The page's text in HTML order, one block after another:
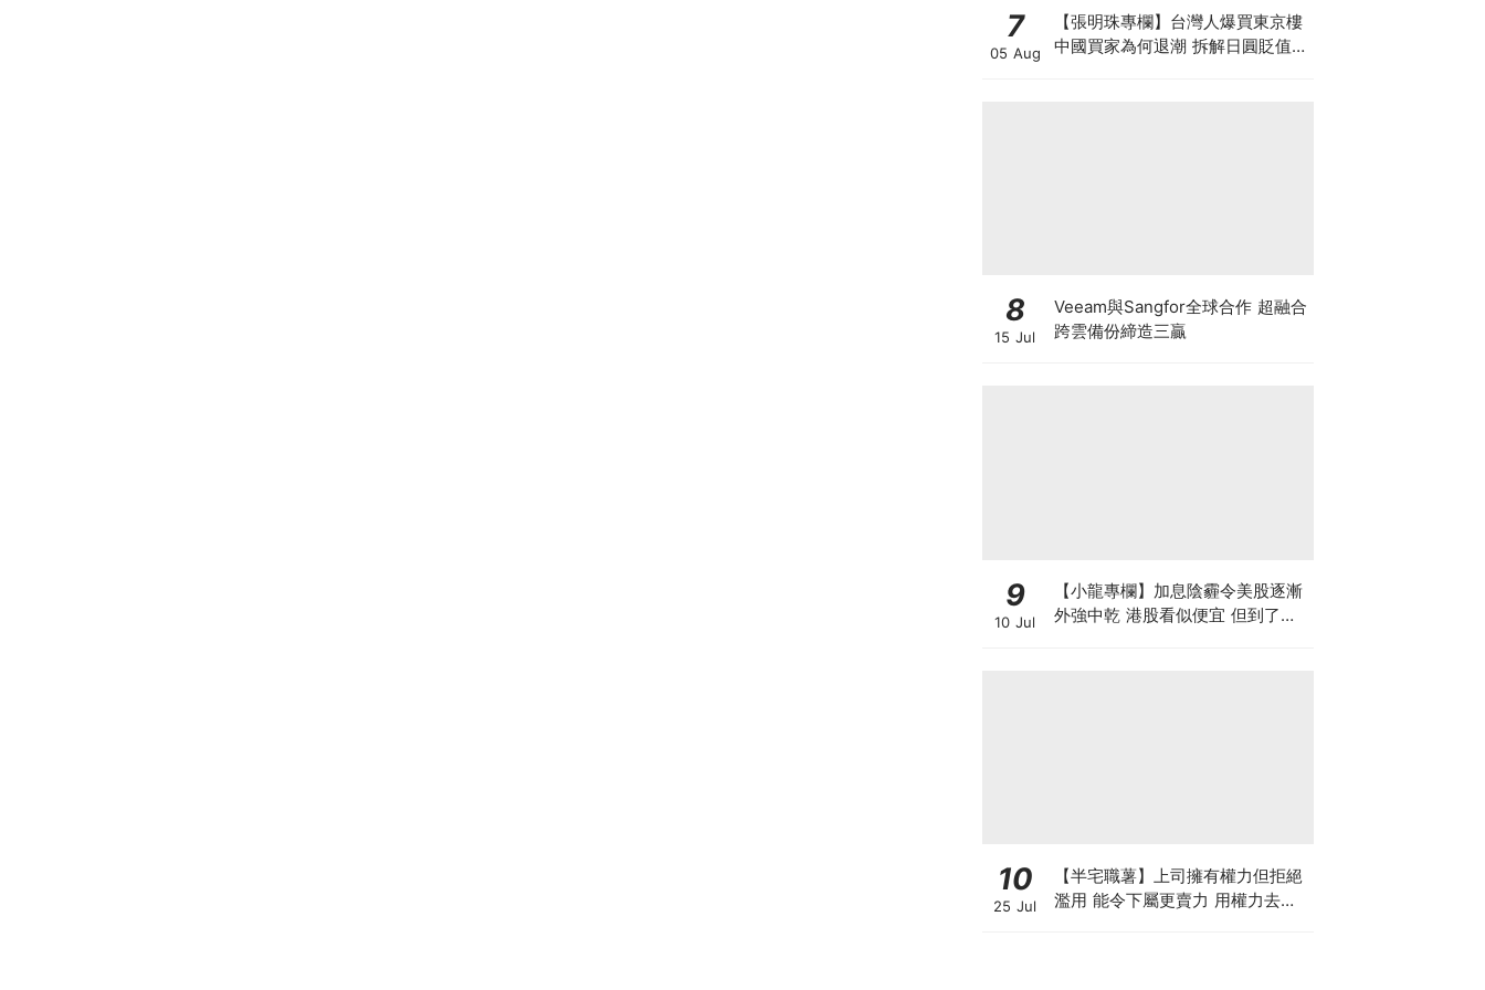
7
05 Aug
【張明珠專欄】台灣人爆買東京樓
中國買家為何退潮 拆解日圓貶值與
8
15 Jul
Veeam與Sangfor全球合作 超融合
跨雲備份締造三贏
9
10 Jul
【小龍專欄】加息陰霾令美股逐漸
外強中乾 港股看似便宜 但到了撈
10
25 Jul
【半宅職薯】上司擁有權力但拒絕
濫用 能令下屬更賣力 用權力去迫